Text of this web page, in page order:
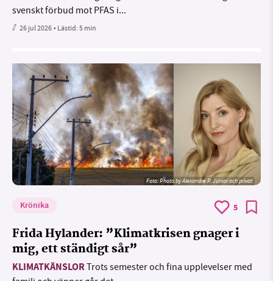
svenskt förbud mot PFAS i...
26 jul 2026• Lästid:5 min
Foto:Photo by Alexandre P. Junior och privat
Krönika 5
Frida Hylander: ”Klimatkrisen gnager i
mig, ett ständigt sår”
KLIMATKÄNSLORTrots semester och fina upplevelser med